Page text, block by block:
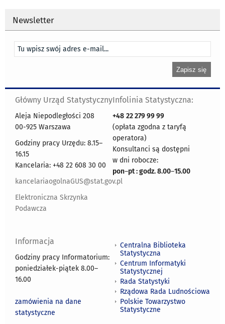
Newsletter
Główny Urząd Statystyczny
Aleja Niepodległości 208
00-925 Warszawa
Godziny pracy Urzędu: 8.15–
16.15
Kancelaria: +48 22 608 30 00
kancelariaogolnaGUS@stat.gov.pl
Elektroniczna Skrzynka
Podawcza
Infolinia Statystyczna:
+48 22 279 99 99
(opłata zgodna z taryfą
operatora)
Konsultanci są dostępni
w dni robocze:
pon–pt : godz. 8.00–15.00
Informacja
Godziny pracy Informatorium:
poniedziałek-piątek 8.00–
16.00
zamówienia na dane
statystyczne
Centralna Biblioteka
Statystyczna
Centrum Informatyki
Statystycznej
Rada Statystyki
Rządowa Rada Ludnościowa
Polskie Towarzystwo
Statystyczne